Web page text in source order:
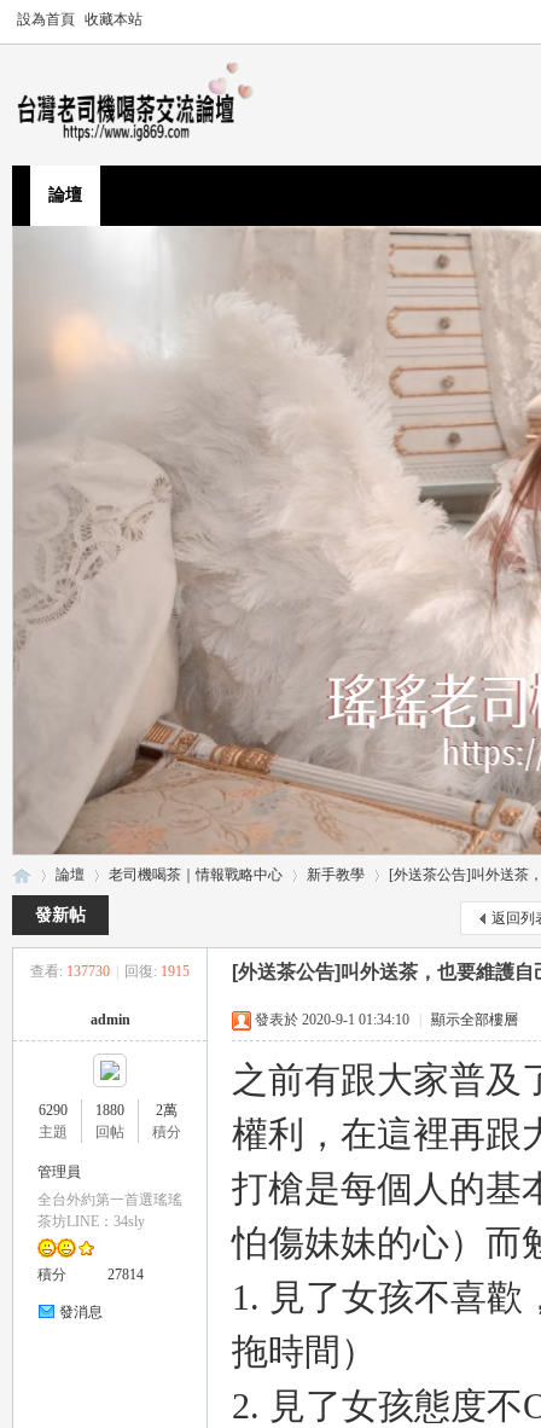
設為首頁 收藏本站
論壇
»
論壇
›
老司機喝茶｜情報戰略中心
›
新手教學
›
[外送茶公告]叫外送茶
返回列
發新帖
查看: 137730 回復: 1915 [外送茶公告]叫外送茶，也要維護自
admin
6290
主題
1880
回帖
2萬
積分
管理員
全台外約第一首選瑤瑤
茶坊LINE：34sly
積分 27814
發消息
發表於 2020-9-1 01:34:10 顯示全部樓層
之前有跟大家普及
權利，在這裡再跟
打槍是每個人的基
怕傷妹妹的心）而
1. 見了女孩不喜歡
拖時間）
2. 見了女孩態度不